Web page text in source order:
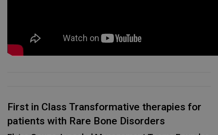
First in Class Transformative therapies for
patients with Rare Bone Disorders